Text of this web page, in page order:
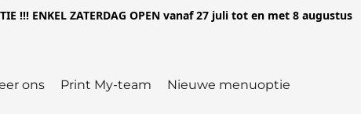
!!! ENKEL ZATERDAG OPEN vanaf 27 juli tot en met 8
ons Print My-team Nieuwe menuoptie